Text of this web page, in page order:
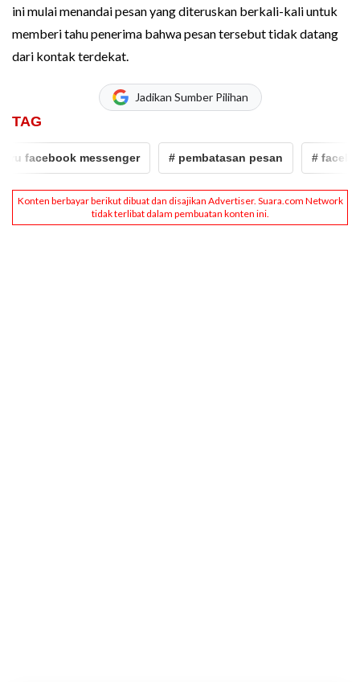
ini mulai menandai pesan yang diteruskan berkali-kali untuk
memberi tahu penerima bahwa pesan tersebut tidak datang
dari kontak terdekat.
Jadikan Sumber Pilihan
TAG
facebook messenger # pembatasan pesan # facebook